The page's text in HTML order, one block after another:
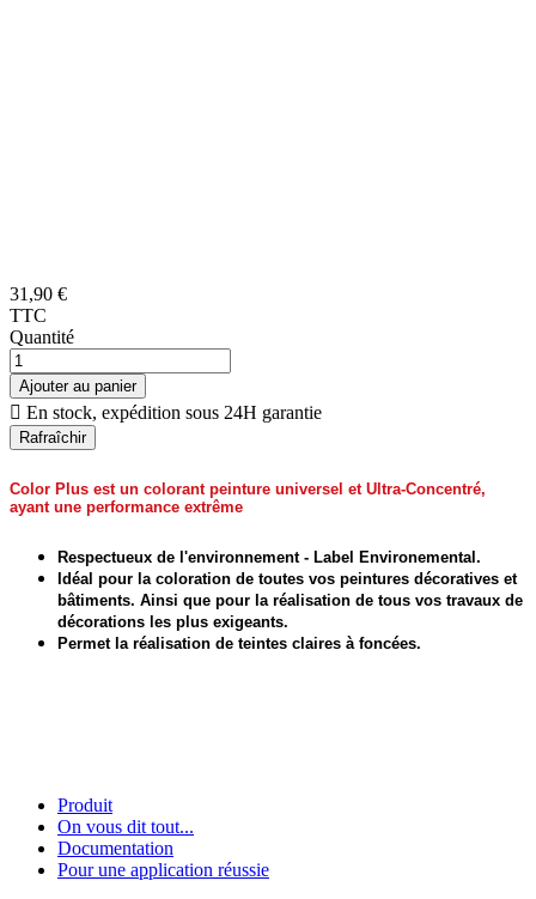
31,90 €
TTC
Quantité
Ajouter au panier
 En stock, expédition sous 24H garantie
Color Plus est un colorant peinture universel et Ultra-Concentré,
ayant une performance extrême
Respectueux de l'environnement - Label Environemental.
Idéal pour la coloration de toutes vos peintures décoratives et
bâtiments. Ainsi que pour la réalisation de tous vos travaux de
décorations les plus exigeants.
Permet la réalisation de teintes claires à foncées.
Produit
On vous dit tout...
Documentation
Pour une application réussie